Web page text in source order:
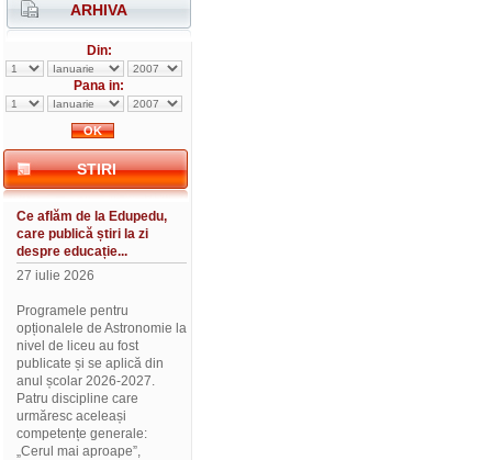
ARHIVA
Din:
Pana in:
STIRI
Ce aflăm de la Edupedu,
care publică știri la zi
despre educație...
27 iulie 2026
Programele pentru
opționalele de Astronomie la
nivel de liceu au fost
publicate și se aplică din
anul școlar 2026-2027.
Patru discipline care
urmăresc aceleași
competențe generale:
„Cerul mai aproape”,